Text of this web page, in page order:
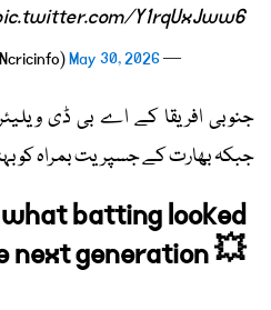
Y1rqUxJww6
— ESPNcricinfo (@ESPNcricinfo)
May 30, 2026
جنوبی افریقا کے اے بی ڈی
جبکہ بھارت کے جسپریت بمراہ کو
batting looked
next generation 💥